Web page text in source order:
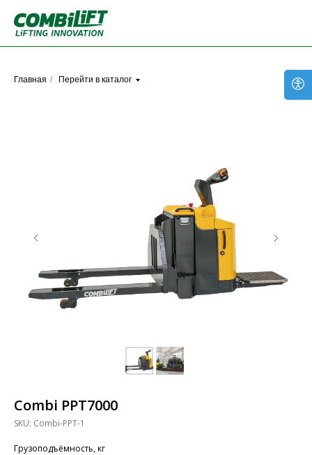
Главная / Перейти в каталог
Combi PPT7000
SKU: Combi-PPT-1
Грузоподъёмность, кг